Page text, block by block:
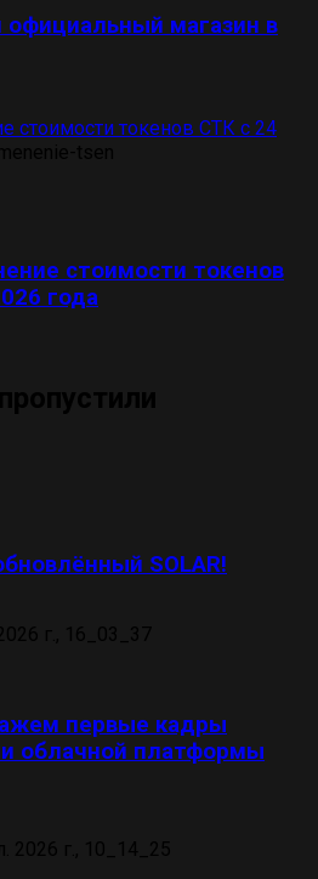
официальный магазин в
токенов СТК с 24
стоимости токенов
года
SOLAR!
первые кадры
облачной платформы